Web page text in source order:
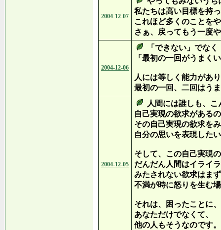
2004-12-07
私たちは高い目標を持
これほど多くのことを
さぁ、戻ってもう一度
2004-12-06
「できない」でなく
「最初の一回がうまく
人には等しく能力があ
最初の一回、二回はう
2004-12-05
人間には誰しも、
自己実現の欲求がある
その自己実現の欲求を
自分の思いを表現した
そして、この自己実現
だんだん人間はイライ
みたされない欲求はま
不満が時に怒りを生む
それは、困ったことに、
あなただけでなくて、
他の人もそうなのです。